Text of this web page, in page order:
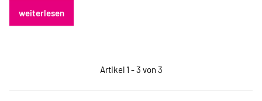
weiterlesen
Artikel 1 - 3 von 3